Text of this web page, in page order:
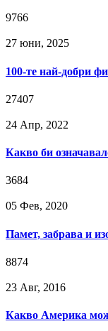
9766
27 юни, 2025
100-те най-добри
27407
24 Апр, 2022
Какво би
3684
05 Фев, 2020
Памет, забрава и
8874
23 Авг, 2016
Какво Америка